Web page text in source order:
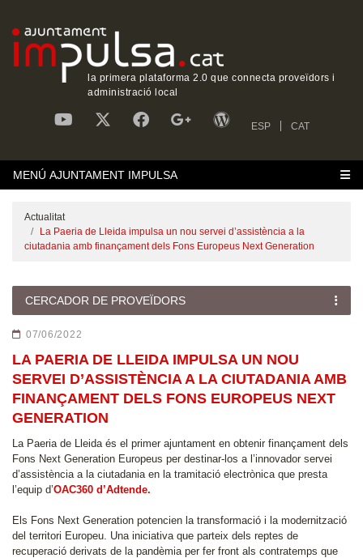
la primera plataforma 2.0 que connecta proveïdors i
administració local
ESP CAT
MENÚ AJUNTAMENT IMPULSA
Actualitat
La Paeria de Lleida impulsa un nou servei d’assistència a la
ciutadania amb finançament dels Fons Europeus Next Generation
CERCADOR DE PROVEÏDORS
07/06/2022
LA PAERIA DE LLEIDA IMPULSA UN NOU
SERVEI D’ASSISTÈNCIA A LA CIUTADANIA AMB
FINANÇAMENT DELS FONS EUROPEUS NEXT
GENERATION
La Paeria de Lleida és el primer ajuntament en obtenir finançament dels
Fons Next Generation Europeus per destinar-los a l’innovador servei
d’assistència a la ciutadania en la tramitació electrònica que presta
l’equip d’OAC360 d’Adtende.
Els Fons Next Generation potencien la transformació i la modernització
del territori Europeu. Una iniciativa que parteix dels reptes de
recuperació derivats de la pandèmia per fer front als contratemps que